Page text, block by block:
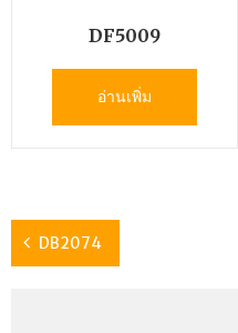
DF5009
อ่านเพิ่ม
DB2074